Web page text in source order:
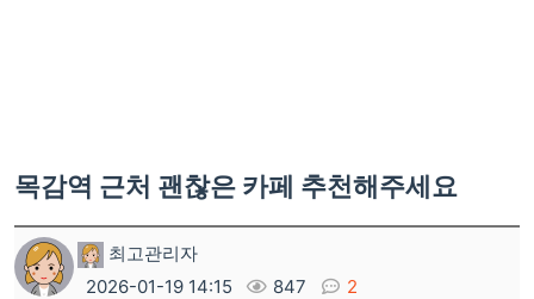
목감역 근처 괜찮은 카페 추천해주세요
최고관리자
2026-01-19 14:15
847 2